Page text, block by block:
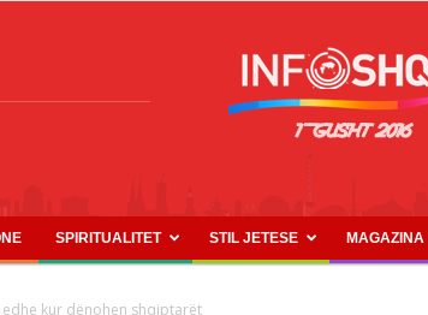
SPIRITUALITET STIL JETESE MAGAZINA
kur dënohen shqiptarët